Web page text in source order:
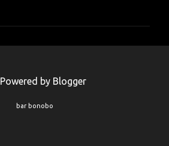
Powered by Blogger
bar bonobo